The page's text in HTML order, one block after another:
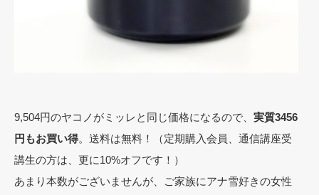
9,504円のヤコノがミッレと同じ価格になるので、 実質3456
円もお買い得。送料は無料！（定期購入会員、通信講座受
講生の方は、更に10%オフです！）
あまり本数がございませんが、ご家族にアナ雪好きの女性